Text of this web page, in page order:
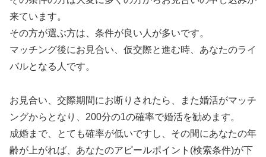
来ています。
その方が選ぶ方は、条件が良い人が多いです。
マッチング後にお見合い、仮交際と進む時、あなたのライ
バルとなる人です。
お見合い、交際期間にお断りされたら、また婚活がマッチ
ングからとなり、200分の1の確率で婚活を勧めます。
成婚まで、とても確率が低いですし、その間にあなたの年
齢が上がれば、あなたのアピールポイント(検索条件)が下